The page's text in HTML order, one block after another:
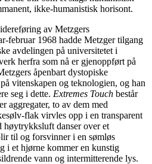
ikke-humanistisk horisont.
av Metzgers
februar 1968 hadde Metzger tilgang
avdelingen på universitetet i
herfra som nå er gjenoppført på
åpenbart dystopiske
vitenskapen og teknologien, og han
seg i dette. Extremes Touch består
aggregater, to av dem med
flak virvles opp i en transparent
høytrykksluft danser over et
til og forsvinner i en sømløs
i et hjørne kommer en kunstig
vann og intermitterende lys.